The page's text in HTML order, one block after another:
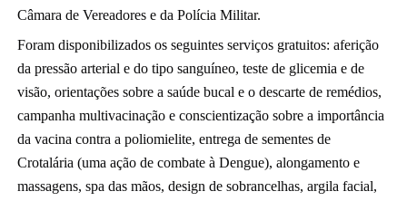
Câmara de Vereadores e da Polícia Militar.
Foram disponibilizados os seguintes serviços gratuitos: aferição
da pressão arterial e do tipo sanguíneo, teste de glicemia e de
visão, orientações sobre a saúde bucal e o descarte de remédios,
campanha multivacinação e conscientização sobre a importância
da vacina contra a poliomielite, entrega de sementes de
Crotalária (uma ação de combate à Dengue), alongamento e
massagens, spa das mãos, design de sobrancelhas, argila facial,